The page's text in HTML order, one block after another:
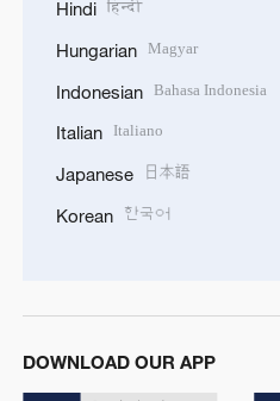
Hindi हिन्दी
Hungarian Magyar
Indonesian Bahasa Indonesia
Italian Italiano
Japanese 日本語
Korean 한국어
DOWNLOAD OUR APP